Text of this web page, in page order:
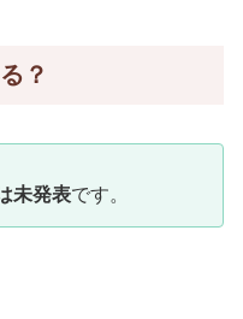
？
未発表です。